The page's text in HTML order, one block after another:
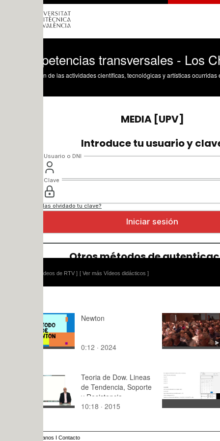
transversales - Los
de las actividades científicas, tecnológicas y artísticas ocurridas en los tres
[ Ver más Vídeos didácticos ]
Newton
0:12 · 2024
Carrera
1:24 · 2024
Teoria de Dow. Lineas
de Tendencia, Soporte
y Resistencia
10:18 · 2015
1:17 · 2026